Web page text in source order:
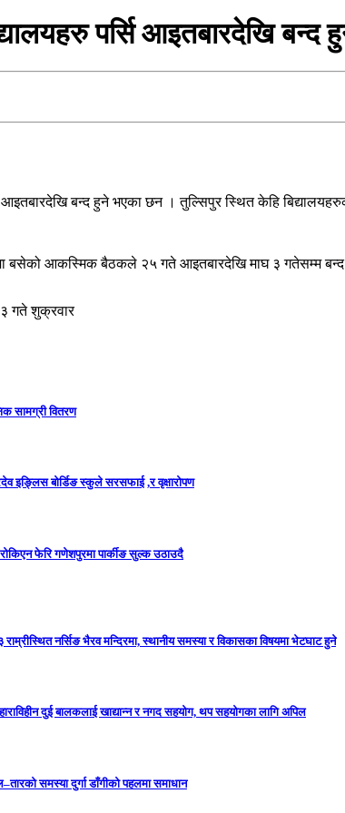
पर्सि आइतबारदेखि बन्द
बन्द हुने भएका छन । तुल्सिपुर स्थित केहि
बसेको आकस्मिक बैठकले २५ गते आइतबारदेखि माघ ३ गतेसम्म बन्द
गते शुक्रवार
सामग्री वितरण
इङ्लिस बोर्डिङ स्कुले सरसफाई ,र वृक्षारोपण
फेरि गणेशपुरमा पार्कीङ सुल्क उठाउदै
नर्सिङ भैरव मन्दिरमा, स्थानीय समस्या र विकासका विषयमा भेटघाट हुने
दुई बालकलाई खाद्यान्न र नगद सहयोग, थप सहयोगका लागि अपिल
समस्या दुर्गा डाँगीको पहलमा समाधान